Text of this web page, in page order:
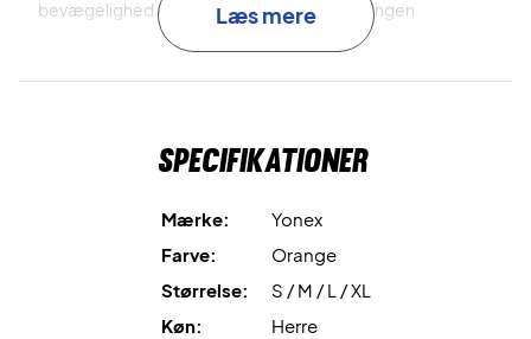
bevægelighed og komfort under hele træningen.
Læs mere
Specifikationer
Mærke:
Yonex
Farve:
Orange
Størrelse:
S / M / L / XL
Køn:
Herre